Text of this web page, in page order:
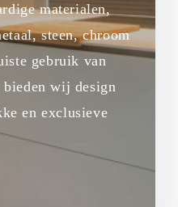
materialen,
steen, chroom
gebruik van
wij design
en exclusieve